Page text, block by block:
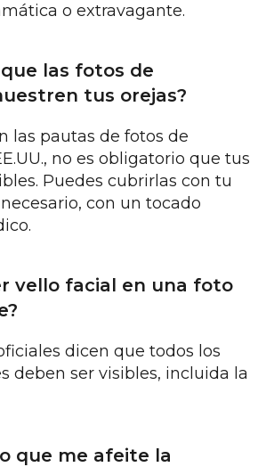
o extravagante.
las fotos de
tus orejas?
las pautas de fotos de
no es obligatorio que tus
Puedes cubrirlas con tu
con un tocado
vello facial en una foto
dicen que todos los
deben ser visibles, incluida la
que me afeite la